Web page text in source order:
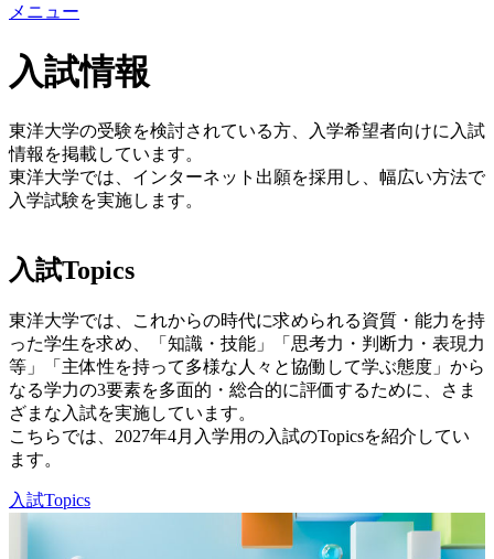
メニュー
入試情報
東洋大学の受験を検討されている方、入学希望者向けに入試
情報を掲載しています。
東洋大学では、インターネット出願を採用し、幅広い方法で
入学試験を実施します。
入試Topics
東洋大学では、これからの時代に求められる資質・能力を持
った学生を求め、「知識・技能」「思考力・判断力・表現力
等」「主体性を持って多様な人々と協働して学ぶ態度」から
なる学力の3要素を多面的・総合的に評価するために、さま
ざまな入試を実施しています。
こちらでは、2027年4月入学用の入試のTopicsを紹介してい
ます。
入試Topics